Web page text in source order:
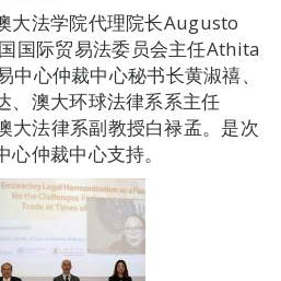
大法学院代理院长Augusto
国际贸易法委员会主任Athita
心仲裁中心秘书长黄淑禧、
、澳大环球法律系系主任
大法律系副教授白禄孟。是次
仲裁中心支持。